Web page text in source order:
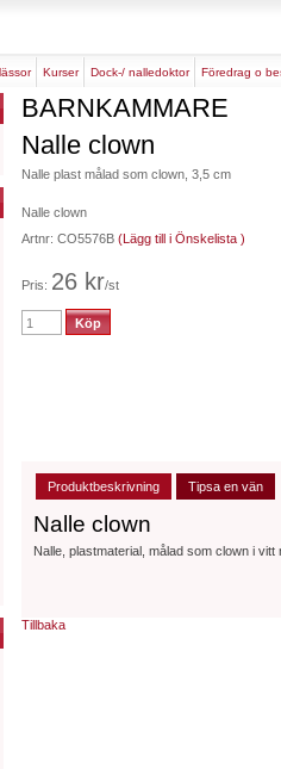
mässor kurser dock-/ nalledoktor föredrag o
BARNKAMMARE
Nalle clown
Nalle plast målad som clown, 3,5 cm
Nalle clown
Artnr: CO5576B (Lägg till i Önskelista )
Pris: 26 kr/st
Produktbeskrivning Tipsa en vän
Nalle clown
Nalle, plastmaterial, målad som clown i
Tillbaka